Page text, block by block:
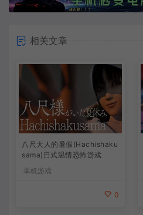
相关文章
八尺大人的暑假(Hachishaku
sama)日式温情恐怖游戏
单机游戏
0